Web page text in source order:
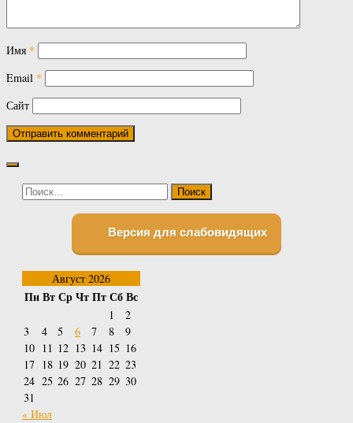
Имя *
Email *
Сайт
Найти:
Версия для слабовидящих
Август 2026
ПнВтСрЧтПтСбВс
1
2
3
4 5 6 7 8
9
10 11 12 13 14 15 16
17 18 19 20 21 22 23
24 25 26 27 28 29 30
31
« Июл